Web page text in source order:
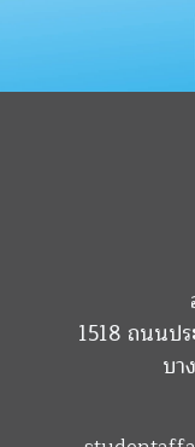
1518 ถนนปร
บา